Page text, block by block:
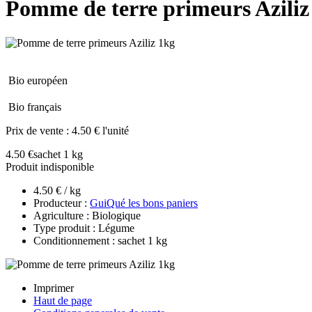
Pomme de terre primeurs
Bio européen
Bio français
Prix de vente : 4.50 € l'unité
4.50 €sachet 1 kg
Produit indisponible
4.50 € / kg
Producteur : GuiQué les bons paniers
Agriculture : Biologique
Type produit : Légume
Conditionnement : sachet 1 kg
Imprimer
Haut de page